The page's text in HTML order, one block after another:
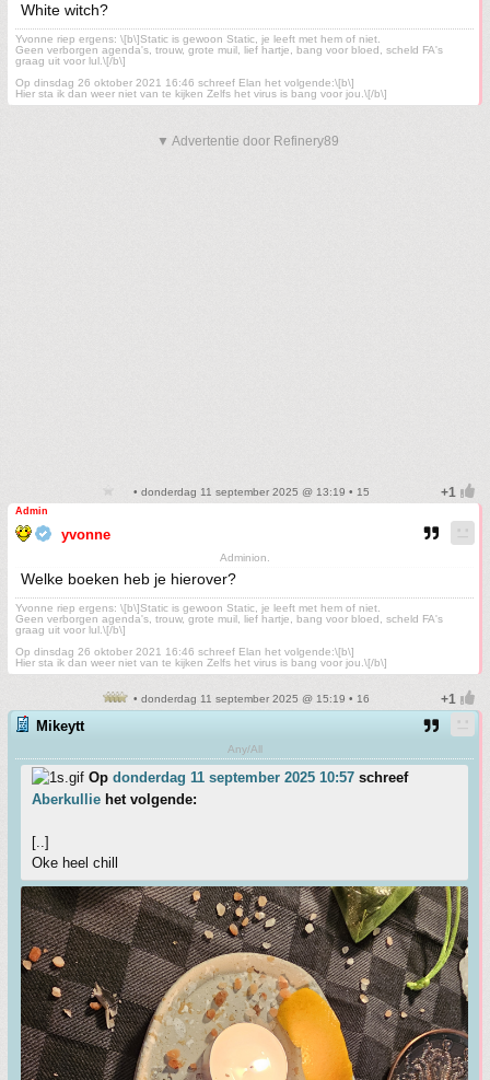
White witch?
Yvonne riep ergens: \[b\]Static is gewoon Static, je leeft met hem of niet.
Geen verborgen agenda's, trouw, grote muil, lief hartje, bang voor bloed, scheld FA's
graag uit voor lul.\[/b\]
Op dinsdag 26 oktober 2021 16:46 schreef Elan het volgende:\[b\]
Hier sta ik dan weer niet van te kijken Zelfs het virus is bang voor jou.\[/b\]
▼ Advertentie door Refinery89
• donderdag 11 september 2025 @ 13:19 • 15
Admin
yvonne
Adminion.
Welke boeken heb je hierover?
Yvonne riep ergens: \[b\]Static is gewoon Static, je leeft met hem of niet.
Geen verborgen agenda's, trouw, grote muil, lief hartje, bang voor bloed, scheld FA's
graag uit voor lul.\[/b\]
Op dinsdag 26 oktober 2021 16:46 schreef Elan het volgende:\[b\]
Hier sta ik dan weer niet van te kijken Zelfs het virus is bang voor jou.\[/b\]
• donderdag 11 september 2025 @ 15:19 • 16
Mikeytt
Any/All
Op donderdag 11 september 2025 10:57 schreef
Aberkullie het volgende:
[..]
Oke heel chill